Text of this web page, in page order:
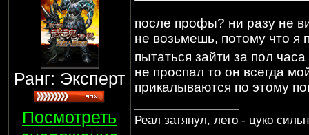
Ранг: Эксперт
Посмотреть
после профы? ни разу не
не возьмешь, потому что я
пытаться зайти за пол
не проспал то он всегда
прикалываются по этому
Реал затянул, лето - цуко